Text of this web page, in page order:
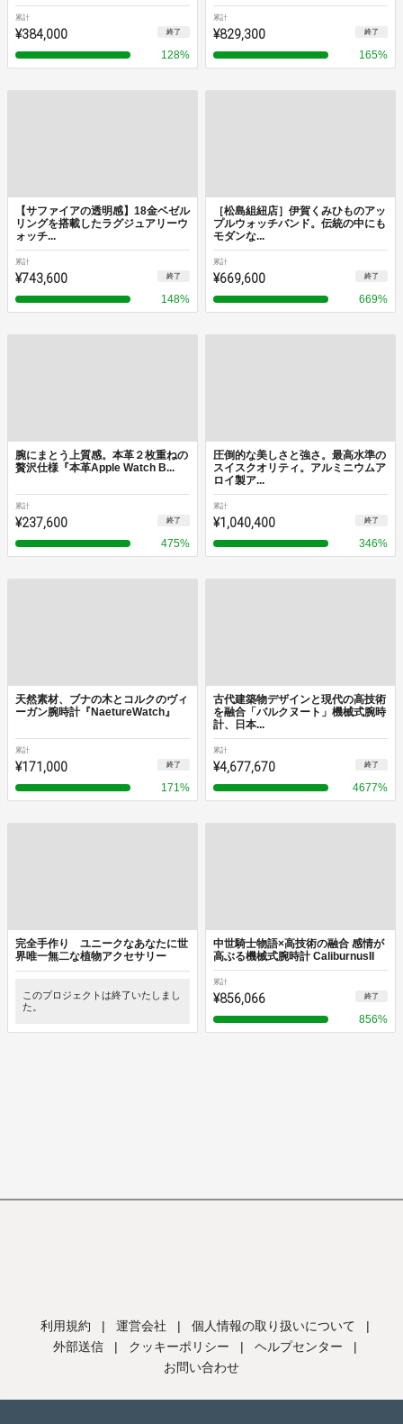
累計
¥384,000 終了
128%
累計
¥829,300 終了
165%
【サファイアの透明感】18金ベゼル
リングを搭載したラグジュアリーウ
ォッチ...
累計
¥743,600 終了
148%
［松島組紐店］伊賀くみひものアッ
プルウォッチバンド。伝統の中にも
モダンな...
累計
¥669,600 終了
669%
腕にまとう上質感。本革２枚重ねの
贅沢仕様『本革Apple Watch B...
累計
¥237,600 終了
475%
圧倒的な美しさと強さ。最高水準の
スイスクオリティ。アルミニウムア
ロイ製ア...
累計
¥1,040,400 終了
346%
天然素材、ブナの木とコルクのヴィ
ーガン腕時計『NaetureWatch』
累計
¥171,000 終了
171 %
古代建築物デザインと現代の高技術
を融合「バルクヌート」機械式腕時
計、日本...
累計
¥4,677,670 終了
4677%
完全手作り ユニークなあなたに世
界唯一無二な植物アクセサリー
このプロジェクトは終了いたしまし
た。
中世騎士物語×高技術の融合 感情が
高ぶる機械式腕時計 CaliburnusII
累計
¥856,066 終了
856%
利用規約 | 運営会社 | 個人情報の取り扱いについて
|
外部送信
| クッキーポリシー | ヘルプセンター
|
お問い合わせ